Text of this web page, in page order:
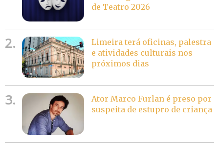
de Teatro 2026
2.
Limeira terá oficinas, palestra
e atividades culturais nos
próximos dias
3.
Ator Marco Furlan é preso por
suspeita de estupro de criança